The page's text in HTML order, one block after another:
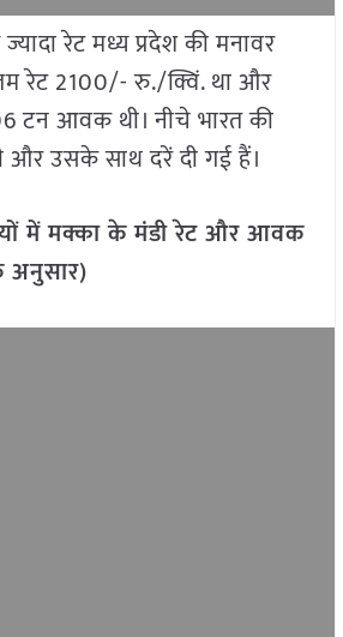
रेट मध्य प्रदेश की मनावर
रेट 2100/- रु./क्विं. था और
टन आवक थी। नीचे भारत की
और उसके साथ दरें दी गई हैं।
में मक्का के मंडी रेट और आवक